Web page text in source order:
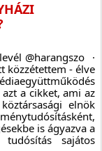
@harangszo  ·
közzétettem - élve
a cikket, ami az
elnök
is ágyazva a
sajátos